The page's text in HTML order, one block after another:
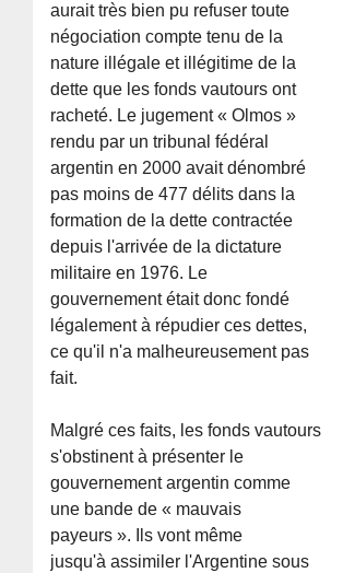
aurait très bien pu refuser toute
négociation compte tenu de la
nature illégale et illégitime de la
dette que les fonds vautours ont
racheté. Le jugement « Olmos »
rendu par un tribunal fédéral
argentin en 2000 avait dénombré
pas moins de 477 délits dans la
formation de la dette contractée
depuis l'arrivée de la dictature
militaire en 1976. Le
gouvernement était donc fondé
légalement à répudier ces dettes,
ce qu'il n'a malheureusement pas
fait.
Malgré ces faits, les fonds vautours
s'obstinent à présenter le
gouvernement argentin comme
une bande de « mauvais
payeurs ». Ils vont même
jusqu'à assimiler l'Argentine sous